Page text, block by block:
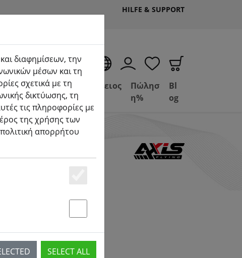
HILFE & SUPPORT
Seite)
Deal
Depot
Βασίλειος
Πώλησ
η%
Bl
og
διαφημίσεων, την
μέσων και τη
σχετικά με τη
δικτύωσης, τη
τις πληροφορίες με
της χρήσης των
απορρήτου
SELECT ALL